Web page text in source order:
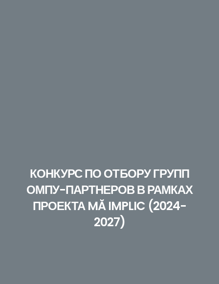
КОНКУРС ПО ОТБОРУ ГРУПП
ОМПУ-ПАРТНЕРОВ В РАМКАХ
ПРОЕКТА MĂ IMPLIC (2024-
2027)